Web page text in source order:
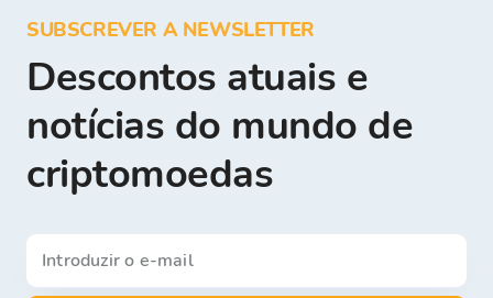
SUBSCREVER A NEWSLETTER
Descontos atuais e
notícias do mundo de
criptomoedas